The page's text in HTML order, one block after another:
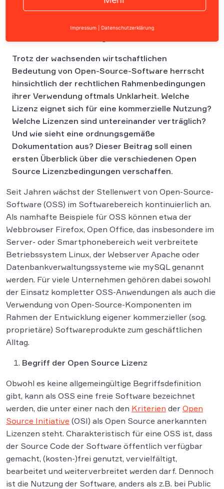
Was es bei der Verwendung von Open Source
Trotz der wachsenden wirtschaftlichen
Bedeutung von Open-Source-Software herrscht
hinsichtlich der rechtlichen Rahmenbedingungen
ihrer Verwendung oftmals Unklarheit. Welche
Lizenz eignet sich für eine kommerzielle Nutzung?
Welche Lizenzen sind untereinander verträglich?
Und wie sieht eine ordnungsgemäße
Dokumentation aus? Dieser Beitrag soll einen
ersten Überblick über die verschiedenen Open
Source Lizenzbedingungen verschaffen.
Seit Jahren wächst der Stellenwert von Open-Source-
Software (OSS) im Softwarebereich kontinuierlich an.
Als namhafte Beispiele für OSS können etwa der
Webbrowser Firefox, Open Office, das insbesondere im
Server- oder Smartphonebereich weit verbreitete
Betriebssystem Linux, der Webserver Apache oder
Datenbankverwaltungssysteme wie mySQL genannt
werden. Für viele Unternehmen gehören dabei sowohl
der Einsatz kompletter OSS-Anwendungen als auch die
Verwendung von Open-Source-Komponenten im
Rahmen der Entwicklung eigener kommerzieller (sog.
proprietäre) Softwareprodukte zum geschäftlichen
Alltag.
Begriff der Open Source Lizenz
Obwohl es keine allgemeingültige Begriffsdefinition
gibt, kann als OSS eine freie Software bezeichnet
werden, die unter einer nach den Kriterien der Open
Source Initiative (OSI) als Open Source anerkannten
Lizenzen steht. Charakteristisch für eine OSS ist, dass
der Source Code der Software öffentlich verfügbar
gemacht, (kosten-)frei genutzt, vervielfältigt,
bearbeitet und weiterverbreitet werden darf. Dennoch
ist die Nutzung der Software, anders als z.B. bei Public
Impressum Datenschutzerklärung